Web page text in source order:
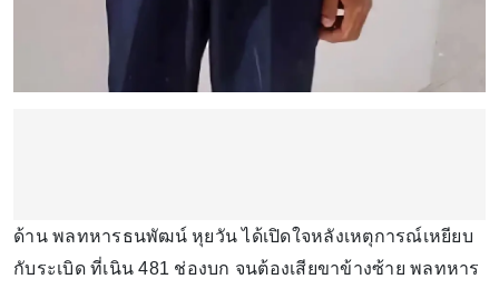
ด้าน พลทหารธนพัฒน์ หุยวัน ได้เปิดใจหลังเหตุการณ์เหยียบ
กับระเบิด ที่เนิน 481 ช่องบก จนต้องเสียขาข้างซ้าย พลทหาร